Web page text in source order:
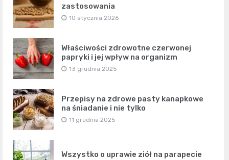
zastosowania
10 stycznia 2026
Właściwości zdrowotne czerwonej
papryki i jej wpływ na organizm
13 grudnia 2025
Przepisy na zdrowe pasty kanapkowe
na śniadanie i nie tylko
11 grudnia 2025
Wszystko o uprawie ziół na parapecie